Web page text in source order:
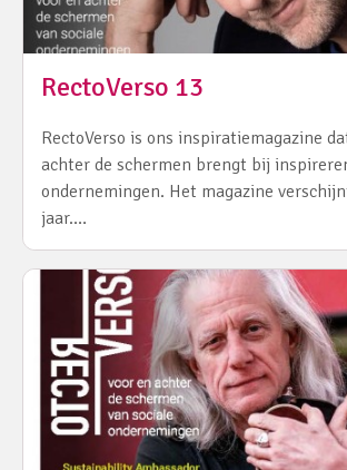
RectoVerso 13
RectoVerso is ons inspiratiemagazine
achter de schermen brengt bij
ondernemingen. Het magazine
jaar.…